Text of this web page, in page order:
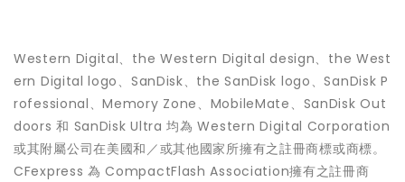
Western Digital、the Western Digital design、the West
ern Digital logo、SanDisk、the SanDisk logo、SanDisk P
rofessional、Memory Zone、MobileMate、SanDisk Out
doors 和 SanDisk Ultra 均為 Western Digital Corporation
或其附屬公司在美國和／或其他國家所擁有之註冊商標或商標。
CFexpress 為 CompactFlash Association擁有之註冊商